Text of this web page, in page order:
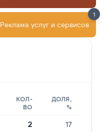
Реклама услуг и сервисов
1
КОЛ-
ВО
ДОЛЯ,
%
2 17